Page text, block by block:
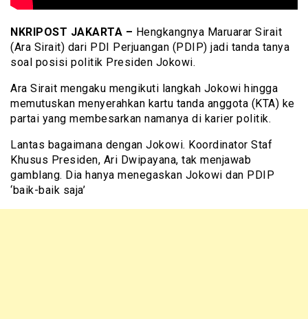
NKRIPOST JAKARTA – Hengkangnya Maruarar Sirait
(Ara Sirait) dari PDI Perjuangan (PDIP) jadi tanda tanya
soal posisi politik Presiden Jokowi.
Ara Sirait mengaku mengikuti langkah Jokowi hingga
memutuskan menyerahkan kartu tanda anggota (KTA) ke
partai yang membesarkan namanya di karier politik.
Lantas bagaimana dengan Jokowi. Koordinator Staf
Khusus Presiden, Ari Dwipayana, tak menjawab
gamblang. Dia hanya menegaskan Jokowi dan PDIP
‘baik-baik saja’